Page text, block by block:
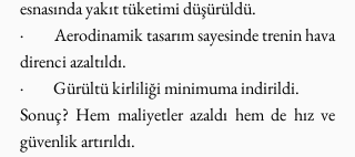
esnasında yakıt tüketimi düşürüldü.
·         Aerodinamik tasarım sayesinde trenin hava
direnci azaltıldı.
·         Gürültü kirliliği minimuma indirildi.
Sonuç? Hem maliyetler azaldı hem de hız ve
güvenlik artırıldı.